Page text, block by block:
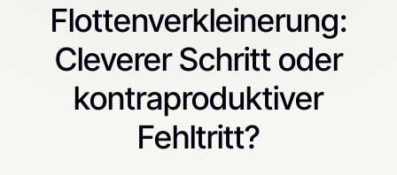
Flottenverkleinerung:
Cleverer Schritt oder
kontraproduktiver
Fehltritt?